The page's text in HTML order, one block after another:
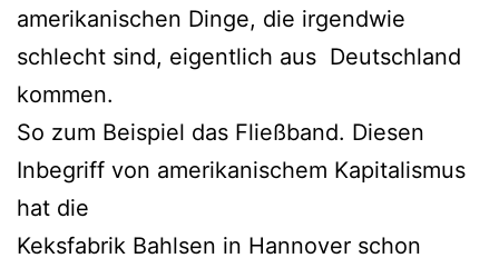
amerikanischen Dinge, die irgendwie
schlecht sind, eigentlich aus Deutschland
kommen.
So zum Beispiel das Fließband. Diesen
Inbegriff von amerikanischem Kapitalismus
hat die
Keksfabrik Bahlsen in Hannover schon